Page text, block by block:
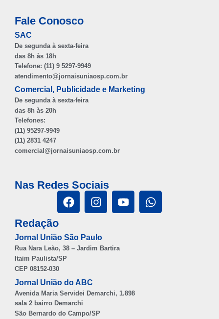
Fale Conosco
SAC
De segunda à sexta-feira
das 8h às 18h
Telefone: (11) 9 5297-9949
atendimento@jornaisuniaosp.com.br
Comercial, Publicidade e Marketing
De segunda à sexta-feira
das 8h às 20h
Telefones:
(11) 95297-9949
(11) 2831 4247
comercial@jornaisuniaosp.com.br
Nas Redes Sociais
Redação
Jornal União São Paulo
Rua Nara Leão, 38 – Jardim Bartira
Itaim Paulista/SP
CEP 08152-030
Jornal União do ABC
Avenida Maria Servidei Demarchi, 1.898
sala 2 bairro Demarchi
São Bernardo do Campo/SP